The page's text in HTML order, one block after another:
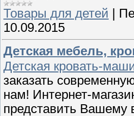
Товары для детей
10.09.2015
Детская мебель,
Детская кровать-
заказать
нам! Интернет-
представить Вашему